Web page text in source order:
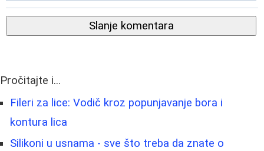
Slanje komentara
Pročitajte i...
Fileri za lice: Vodič kroz popunjavanje bora i
kontura lica
Silikoni u usnama - sve što treba da znate o